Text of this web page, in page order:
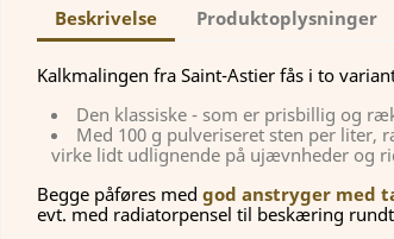
Beskrivelse Produktoplysninger
Kalkmalingen fra Saint-Astier fås i to
Den klassiske - som er prisbillig og
Med 100 g pulveriseret sten per liter,
virke lidt udlignende på ujævnheder og
Begge påføres med god anstryger med
evt. med radiatorpensel til beskæring